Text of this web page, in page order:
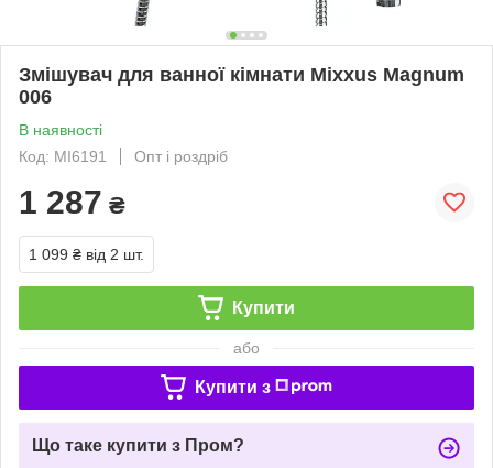
Змішувач для ванної кімнати Mixxus Magnum
006
В наявності
Код: MI6191
Опт і роздріб
1 287 ₴
1 099 ₴ від 2 шт.
Купити
або
Купити з
Що таке купити з Пром?